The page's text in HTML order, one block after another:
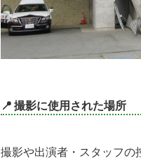
📍 撮影に使用された場所
撮影や出演者・スタッフの